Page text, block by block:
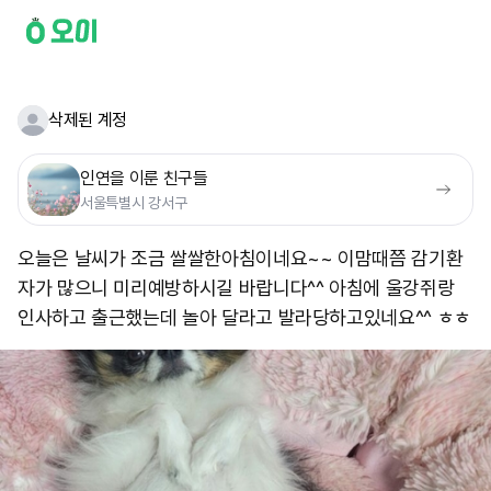
삭제된 계정
인연을 이룬 친구들
서울특별시 강서구
오늘은 날씨가 조금 쌀쌀한아침이네요~~ 이맘때쯤 감기환
자가 많으니 미리예방하시길 바랍니다^^ 아침에 울강쥐랑
인사하고 출근했는데 놀아 달라고 발라당하고있네요^^ ㅎㅎ